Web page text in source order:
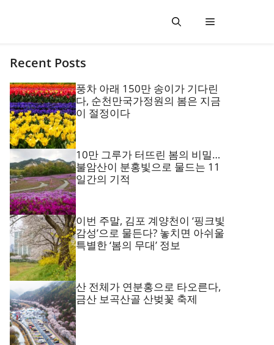
Recent Posts
풍차 아래 150만 송이가 기다린
다, 순천만국가정원의 봄은 지금
이 절정이다
10만 그루가 터뜨린 봄의 비밀…
불암산이 분홍빛으로 물드는 11
일간의 기적
이번 주말, 김포 계양천이 ‘핑크빛
감성’으로 물든다? 놓치면 아쉬울
특별한 ‘봄의 무대’ 정보
산 전체가 연분홍으로 타오른다,
금산 보곡산골 산벚꽃 축제